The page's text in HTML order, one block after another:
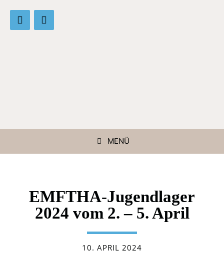
MENÜ
EMFTHA-Jugendlager
2024 vom 2. – 5. April
10. APRIL 2024